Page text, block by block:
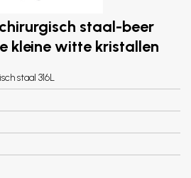
staal-beer
kleine witte kristallen
staal 316L